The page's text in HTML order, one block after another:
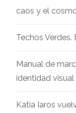
caos y el
Techos
Manual de
identidad visual
Katia Iaros